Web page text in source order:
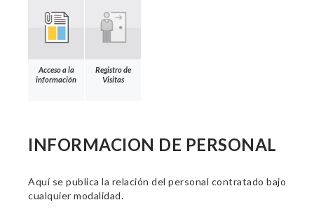
Acceso a la
información
Registro de
Visitas
INFORMACION DE PERSONAL
Aquí se publica la relación del personal contratado bajo
cualquier modalidad.